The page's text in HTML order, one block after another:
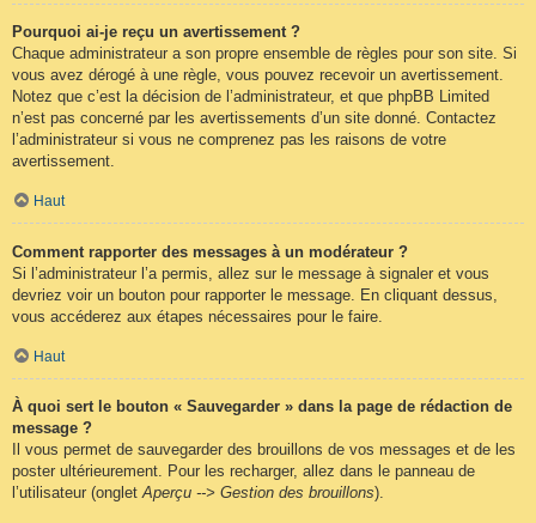
Pourquoi ai-je reçu un avertissement ?
Chaque administrateur a son propre ensemble de règles pour son site. Si
vous avez dérogé à une règle, vous pouvez recevoir un avertissement.
Notez que c’est la décision de l’administrateur, et que phpBB Limited
n’est pas concerné par les avertissements d’un site donné. Contactez
l’administrateur si vous ne comprenez pas les raisons de votre
avertissement.
Haut
Comment rapporter des messages à un modérateur ?
Si l’administrateur l’a permis, allez sur le message à signaler et vous
devriez voir un bouton pour rapporter le message. En cliquant dessus,
vous accéderez aux étapes nécessaires pour le faire.
Haut
À quoi sert le bouton « Sauvegarder » dans la page de rédaction de
message ?
Il vous permet de sauvegarder des brouillons de vos messages et de les
poster ultérieurement. Pour les recharger, allez dans le panneau de
l’utilisateur (ongletAperçu --> Gestion des brouillons).